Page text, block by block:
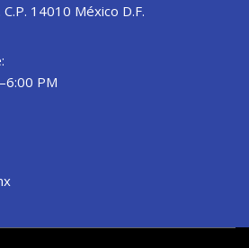
14010 México D.F.
PM